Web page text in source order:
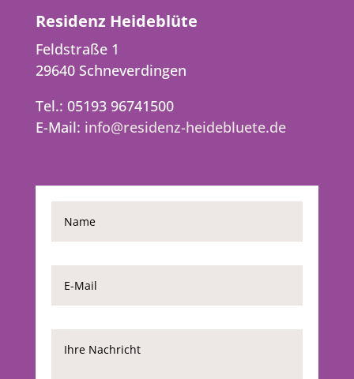
Residenz Heideblüte
Feldstraße 1
29640 Schneverdingen
Tel.: 05193 96741500
E-Mail: info@residenz-heidebluete.de